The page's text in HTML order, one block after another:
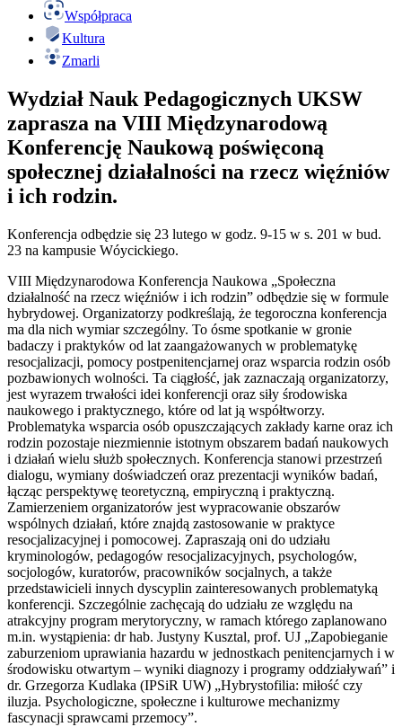
Współpraca
Kultura
Zmarli
Wydział Nauk Pedagogicznych UKSW
zaprasza na VIII Międzynarodową
Konferencję Naukową poświęconą
społecznej działalności na rzecz więźniów
i ich rodzin.
Konferencja odbędzie się 23 lutego w godz. 9-15 w s. 201 w bud.
23 na kampusie Wóycickiego.
VIII Międzynarodowa Konferencja Naukowa „Społeczna
działalność na rzecz więźniów i ich rodzin” odbędzie się w formule
hybrydowej. Organizatorzy podkreślają, że tegoroczna konferencja
ma dla nich wymiar szczególny. To ósme spotkanie w gronie
badaczy i praktyków od lat zaangażowanych w problematykę
resocjalizacji, pomocy postpenitencjarnej oraz wsparcia rodzin osób
pozbawionych wolności. Ta ciągłość, jak zaznaczają organizatorzy,
jest wyrazem trwałości idei konferencji oraz siły środowiska
naukowego i praktycznego, które od lat ją współtworzy.
Problematyka wsparcia osób opuszczających zakłady karne oraz ich
rodzin pozostaje niezmiennie istotnym obszarem badań naukowych
i działań wielu służb społecznych. Konferencja stanowi przestrzeń
dialogu, wymiany doświadczeń oraz prezentacji wyników badań,
łącząc perspektywę teoretyczną, empiryczną i praktyczną.
Zamierzeniem organizatorów jest wypracowanie obszarów
wspólnych działań, które znajdą zastosowanie w praktyce
resocjalizacyjnej i pomocowej. Zapraszają oni do udziału
kryminologów, pedagogów resocjalizacyjnych, psychologów,
socjologów, kuratorów, pracowników socjalnych, a także
przedstawicieli innych dyscyplin zainteresowanych problematyką
konferencji. Szczególnie zachęcają do udziału ze względu na
atrakcyjny program merytoryczny, w ramach którego zaplanowano
m.in. wystąpienia: dr hab. Justyny Kusztal, prof. UJ „Zapobieganie
zaburzeniom uprawiania hazardu w jednostkach penitencjarnych i w
środowisku otwartym – wyniki diagnozy i programy oddziaływań” i
dr. Grzegorza Kudlaka (IPSiR UW) „Hybrystofilia: miłość czy
iluzja. Psychologiczne, społeczne i kulturowe mechanizmy
fascynacji sprawcami przemocy”.